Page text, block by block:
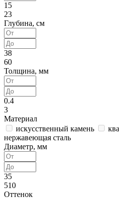
15
23
Глубина, см
38
60
Толщина, мм
0.4
3
Материал
искусственный камень
нержавеющая сталь
Диаметр, мм
35
510
Оттенок